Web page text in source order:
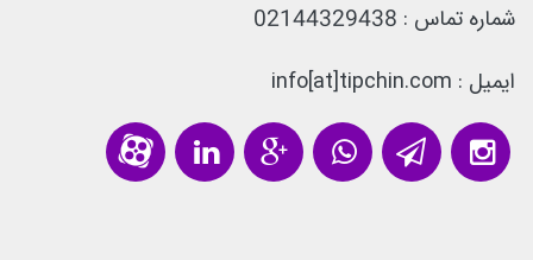
شماره تماس : 02144329438
ایمیل : info[at]tipchin.com